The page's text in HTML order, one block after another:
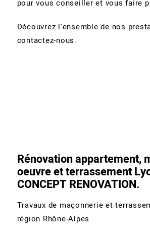
pour vous conseiller et vous faire
Découvrez l'ensemble de nos
contactez-nous.
Rénovation appartement,
oeuvre et terrassement
CONCEPT RENOVATION.
Travaux de maçonnerie et
région Rhône-Alpes